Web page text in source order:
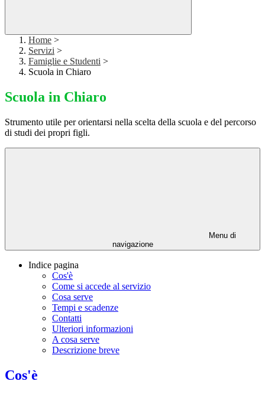
Home >
Servizi >
Famiglie e Studenti >
Scuola in Chiaro
Scuola in Chiaro
Strumento utile per orientarsi nella scelta della scuola e del percorso
di studi dei propri figli.
Menu di
navigazione
Indice pagina
Cos'è
Come si accede al servizio
Cosa serve
Tempi e scadenze
Contatti
Ulteriori informazioni
A cosa serve
Descrizione breve
Cos'è